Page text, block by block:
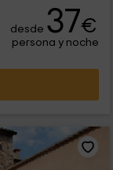
desde 37€
persona y noche